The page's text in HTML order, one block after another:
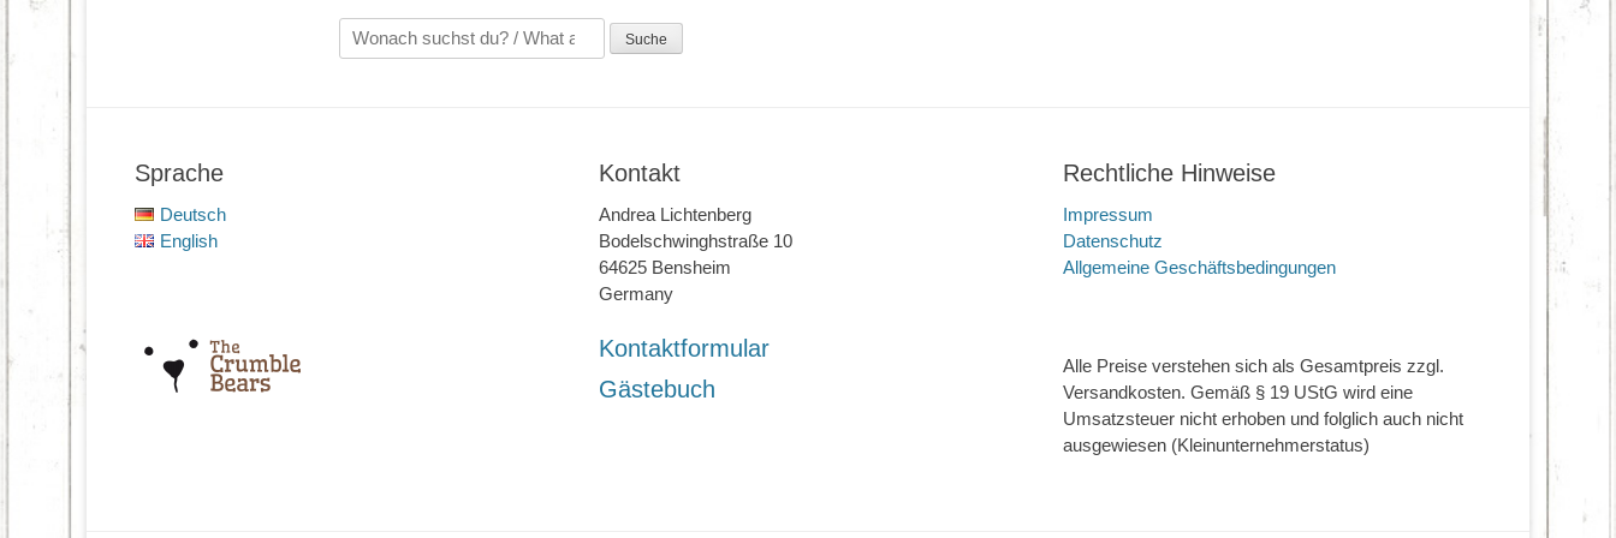
Suche
nach:
Sprache
Deutsch
English
Kontakt
Andrea Lichtenberg
Bodelschwinghstraße 10
64625 Bensheim
Germany
Kontaktformular
Gästebuch
Rechtliche Hinweise
Impressum
Datenschutz
Allgemeine Geschäftsbedingungen
Alle Preise verstehen sich als Gesamtpreis zzgl.
Versandkosten. Gemäß § 19 UStG wird eine
Umsatzsteuer nicht erhoben und folglich auch nicht
ausgewiesen (Kleinunternehmerstatus)